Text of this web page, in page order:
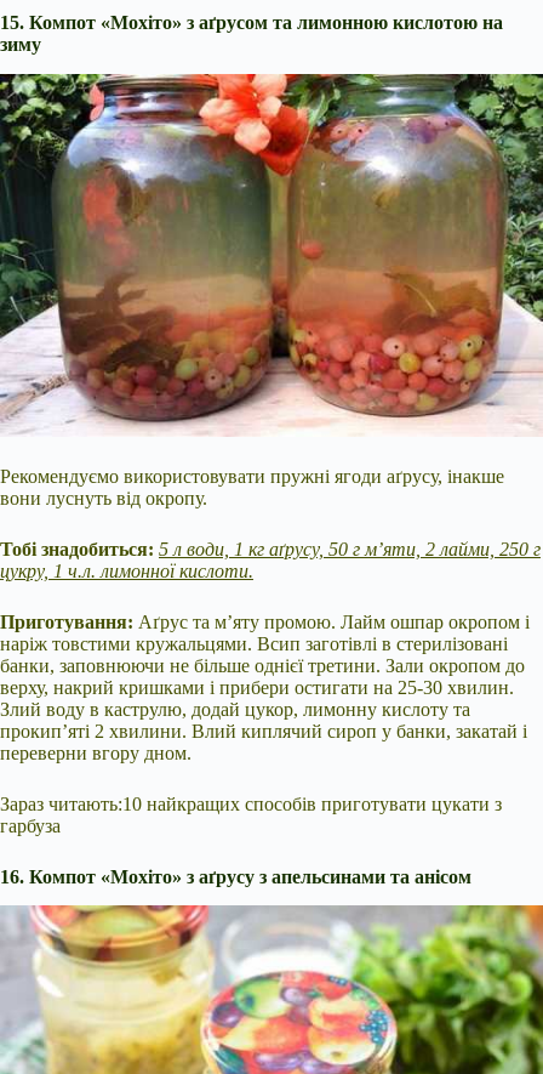
15. Компот «Мохіто» з аґрусом та лимонною кислотою на
зиму
Рекомендуємо використовувати пружні ягоди аґрусу, інакше
вони луснуть від окропу.
Тобі знадобиться: 5 л води, 1 кг аґрусу, 50 г м’яти, 2 лайми, 250 г
цукру, 1 ч.л. лимонної кислоти.
Приготування: Аґрус та м’яту промою. Лайм ошпар окропом і
наріж товстими кружальцями. Всип заготівлі в стерилізовані
банки, заповнюючи не більше однієї третини. Зали окропом до
верху, накрий кришками і прибери остигати на 25-30 хвилин.
Злий воду в каструлю, додай цукор, лимонну кислоту та
прокип’яті 2 хвилини. Влий киплячий сироп у банки, закатай і
переверни вгору дном.
Зараз читають:10 найкращих способів приготувати цукати з
гарбуза
16. Компот «Мохіто» з аґрусу з апельсинами та анісом